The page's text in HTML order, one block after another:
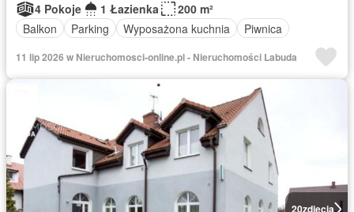
4 Pokoje 1 Łazienka
200 m²
Balkon
Parking Wyposażona kuchnia Piwnica
11 lip 2026 w Nieruchomosci-online.pl - Nieruchomości Labuda
20zdjęcia